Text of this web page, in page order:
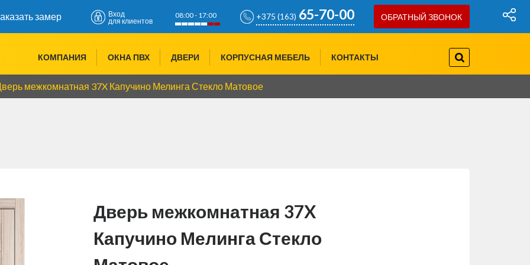
замер
Вход
для клиентов
08:00 - 17:00 +375 (163) 65-70-00
757-97-07
778-80-66
ОБРАТНЫЙ ЗВОНОК
КОМПАНИЯ ОКНА ПВХ ДВЕРИ КОРПУСНАЯ МЕБЕЛЬ КОНТАКТЫ
межкомнатная 37X Капучино Мелинга Стекло Матовое
Дверь межкомнатная 37X
Капучино Мелинга Стекло